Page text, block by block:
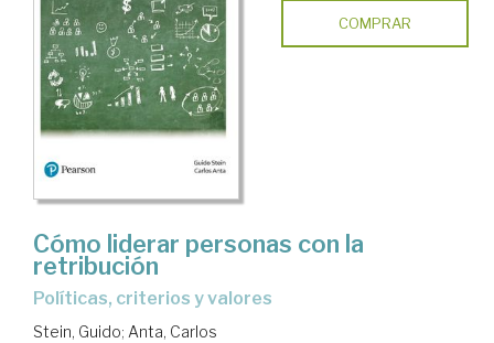
COMPRAR
Cómo liderar personas con la
retribución
políticas, criterios y valores
Stein, Guido; Anta, Carlos